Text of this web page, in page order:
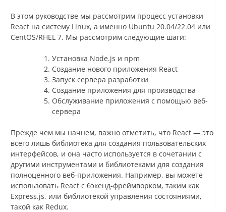
В этом руководстве мы рассмотрим процесс установки
React на систему Linux, а именно Ubuntu 20.04/22.04 или
CentOS/RHEL 7. Мы рассмотрим следующие шаги:
Установка Node.js и npm
Создание нового приложения React
Запуск сервера разработки
Создание приложения для производства
Обслуживание приложения с помощью веб-
сервера
Прежде чем мы начнем, важно отметить, что React — это
всего лишь библиотека для создания пользовательских
интерфейсов, и она часто используется в сочетании с
другими инструментами и библиотеками для создания
полноценного веб-приложения. Например, вы можете
использовать React с бэкенд-фреймворком, таким как
Express.js, или библиотекой управления состояниями,
такой как Redux.